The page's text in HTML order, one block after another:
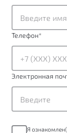
от 1 699 990
Обзор В
X70
Подробно
Тест-драйв
Будьте еще
Телефон*
Электронная
Я